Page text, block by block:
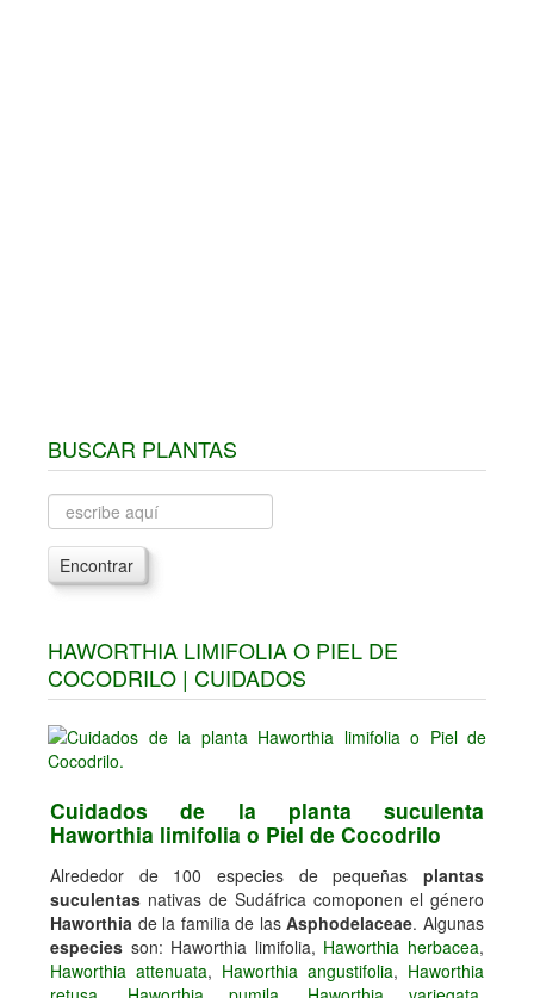
BUSCAR PLANTAS
Encontrar
HAWORTHIA LIMIFOLIA O PIEL DE
COCODRILO | CUIDADOS
Cuidados de la planta suculenta
Haworthia limifolia o Piel de Cocodrilo
Alrededor de 100 especies de pequeñas plantas
suculentas nativas de Sudáfrica comoponen el género
Haworthia de la familia de lasAsphodelaceae. Algunas
especies son: Haworthia limifolia, Haworthia herbacea,
Haworthia attenuata, Haworthia angustifolia, Haworthia